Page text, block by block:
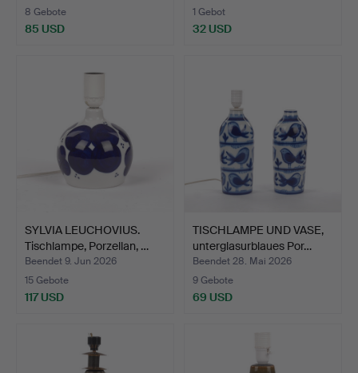
8 Gebote
85 USD
1 Gebot
32 USD
SYLVIA LEUCHOVIUS.
Tischlampe, Porzellan, …
Beendet 9. Jun 2026
15 Gebote
117 USD
TISCHLAMPE UND VASE,
unterglasurblaues Por…
Beendet 28. Mai 2026
9 Gebote
69 USD